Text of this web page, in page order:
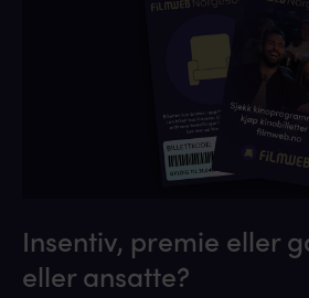
Insentiv, premie eller
eller ansatte?